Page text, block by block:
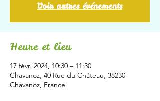
Voir autres événements
Heure et lieu
17 févr. 2024, 10:30 – 11:30
Chavanoz, 40 Rue du Château, 38230
Chavanoz, France